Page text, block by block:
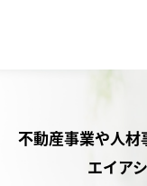
不動産事業や人
エイア